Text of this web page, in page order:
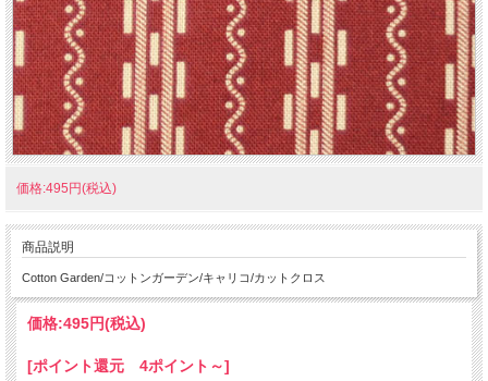
価格:495円(税込)
商品説明
Cotton Garden/コットンガーデン/キャリコ/カットクロス
価格:495円(税込)
[ポイント還元 4ポイント～]